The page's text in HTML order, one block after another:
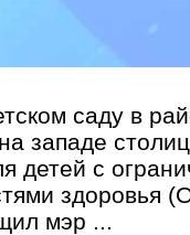
саду в
западе
детей с
здоровья
мэр ...